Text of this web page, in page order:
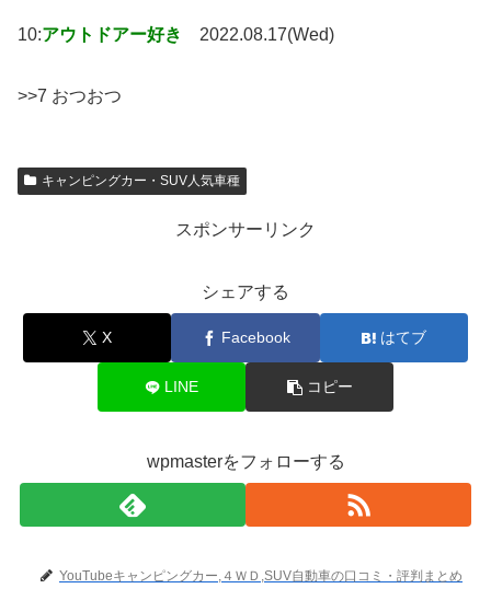
10:アウトドアー好き 2022.08.17(Wed)
>>7 おつおつ
キャンピングカー・SUV人気車種
スポンサーリンク
シェアする
X Facebook はてブ
LINE コピー
wpmasterをフォローする
YouTubeキャンピングカー,４ＷＤ,SUV自動車の口コミ・評判まとめ